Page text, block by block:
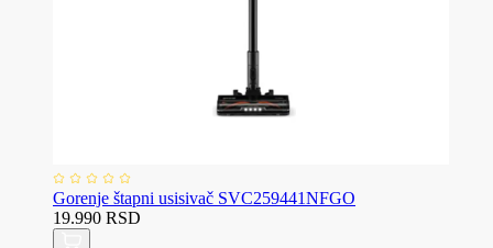
Gorenje štapni usisivač SVC259441NFGO
19.990 RSD